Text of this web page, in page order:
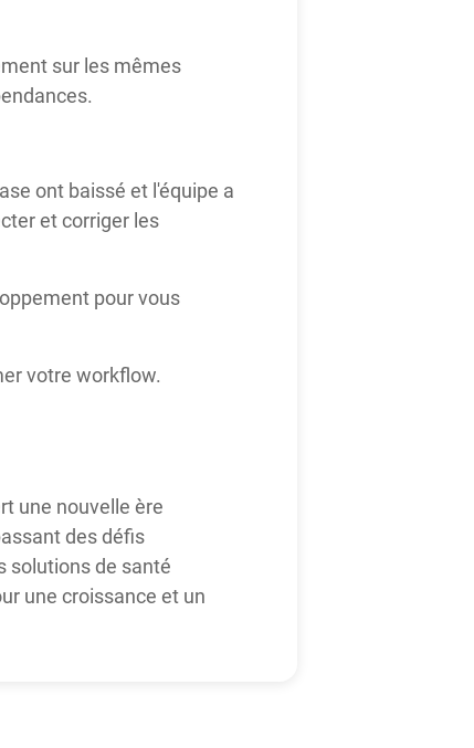
sur les mêmes
ont baissé et l'équipe a
et corriger les
pour vous
votre workflow.
une nouvelle ère
des défis
solutions de santé
une croissance et un